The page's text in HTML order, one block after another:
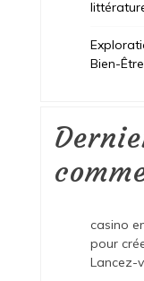
Bien-
casino
pour
Lancez-